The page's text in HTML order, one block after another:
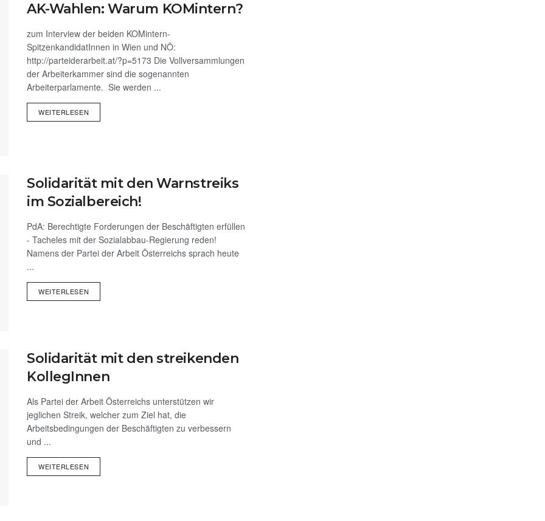
AK-Wahlen: Warum KOMintern?
zum Interview der beiden KOMintern-
SpitzenkandidatInnen in Wien und NÖ:
http://parteiderarbeit.at/?p=5173 Die Vollversammlungen
der Arbeiterkammer sind die sogenannten
Arbeiterparlamente. Sie werden ...
WEITERLESEN
Solidarität mit den Warnstreiks
im Sozialbereich!
PdA: Berechtigte Forderungen der Beschäftigten erfüllen
- Tacheles mit der Sozialabbau-Regierung reden!
Namens der Partei der Arbeit Österreichs sprach heute
...
WEITERLESEN
Solidarität mit den streikenden
KollegInnen
Als Partei der Arbeit Österreichs unterstützen wir
jeglichen Streik, welcher zum Ziel hat, die
Arbeitsbedingungen der Beschäftigten zu verbessern
und ...
WEITERLESEN